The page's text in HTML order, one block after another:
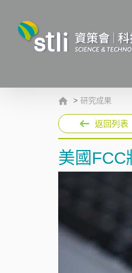
> 研究成果
返回列表
美國FCC